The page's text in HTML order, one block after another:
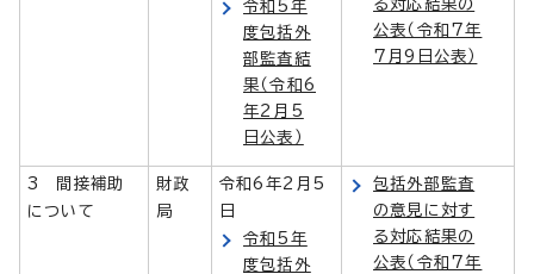
令和5年
度包括外
部監査結
果（令和6
年2月5
日公表）
公表（令和7年
7月9日公表）
3 間接補助
について
財政
局
令和6年2月5
日
令和5年
度包括外
包括外部監査
の意見に対す
る対応結果の
公表（令和7年